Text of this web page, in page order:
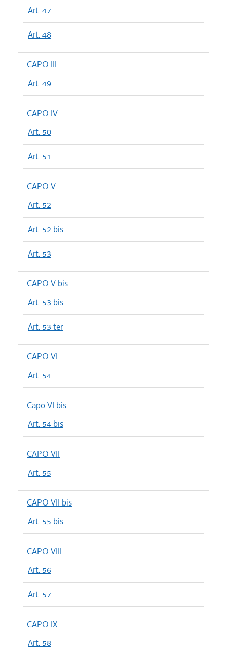
Art. 47
Art. 48
CAPO III
Art. 49
CAPO IV
Art. 50
Art. 51
CAPO V
Art. 52
Art. 52 bis
Art. 53
CAPO V bis
Art. 53 bis
Art. 53 ter
CAPO VI
Art. 54
Capo VI bis
Art. 54 bis
CAPO VII
Art. 55
CAPO VII bis
Art. 55 bis
CAPO VIII
Art. 56
Art. 57
CAPO IX
Art. 58